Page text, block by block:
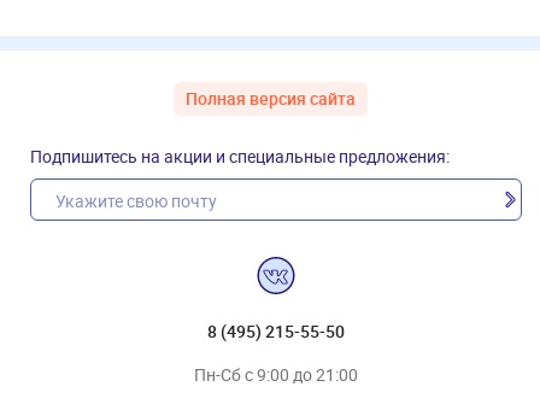
Полная версия сайта
Подпишитесь на акции и специальные предложения:
8 (495) 215-55-50
Пн-Сб с 9:00 до 21:00